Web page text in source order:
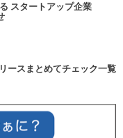
スタートアップ企業
ースまとめてチェック一覧